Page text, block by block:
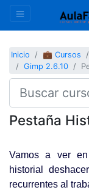
Inicio 💼 Cursos
Gimp 2.6.10
Pestaña
Vamos a ver
historial
recurrentes al